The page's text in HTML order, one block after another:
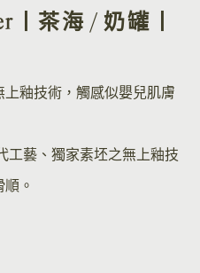
丨茶海 / 奶罐丨
釉技術，觸感似嬰兒肌膚
工藝、獨家素坯之無上釉技
。